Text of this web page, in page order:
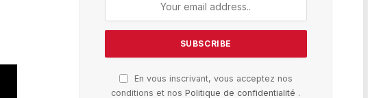
En vous inscrivant, vous acceptez nos
conditions et nosPolitique de confidentialité .